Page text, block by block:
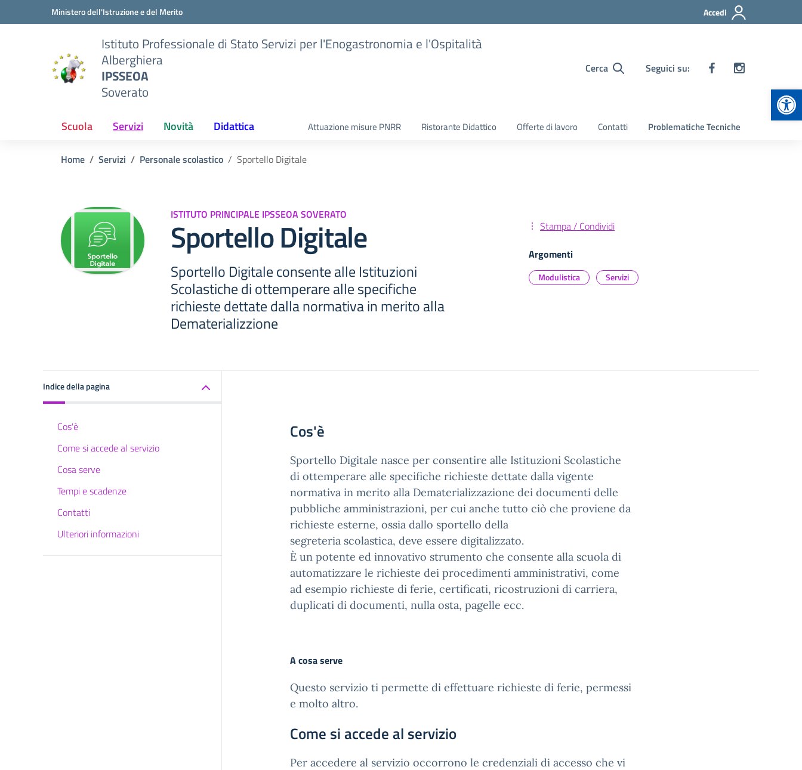
Vai ai contenuti
Vai al menu di navigazioneMinistero dell'Istruzione e del Merito Accedi
Istituto Professionale di Stato Servizi per l'Enogastronomia e l'Ospitalità
Alberghiera
IPSSEOA
Soverato
Cerca Seguici su:
Scuola Servizi Novità Didattica Attuazione misure PNRR Ristorante Didattico Offerte di lavoro Contatti Problematiche Tecniche
Home Servizi Personale scolastico Sportello Digitale
ISTITUTO PRINCIPALE IPSSEOA SOVERATO
Sportello Digitale
Sportello Digitale consente alle Istituzioni
Scolastiche di ottemperare alle specifiche
richieste dettate dalla normativa in merito alla
Dematerializzione
Stampa / Condividi
Argomenti
Modulistica Servizi
Indice della pagina
Cos'è
Come si accede al servizio
Cosa serve
Tempi e scadenze
Contatti
Ulteriori informazioni
Cos'è
Sportello Digitale nasce per consentire alle Istituzioni Scolastiche
di ottemperare alle specifiche richieste dettate dalla vigente
normativa in merito alla Dematerializzazione dei documenti delle
pubbliche amministrazioni, per cui anche tutto ciò che proviene da
richieste esterne, ossia dallo sportello della
segreteria scolastica, deve essere digitalizzato.
È un potente ed innovativo strumento che consente alla scuola di
automatizzare le richieste dei procedimenti amministrativi, come
ad esempio richieste di ferie, certificati, ricostruzioni di carriera,
duplicati di documenti, nulla osta, pagelle ecc.
A cosa serve
Questo servizio ti permette di effettuare richieste di ferie, permessi
e molto altro.
Come si accede al servizio
Per accedere al servizio occorrono le credenziali di accesso che vi